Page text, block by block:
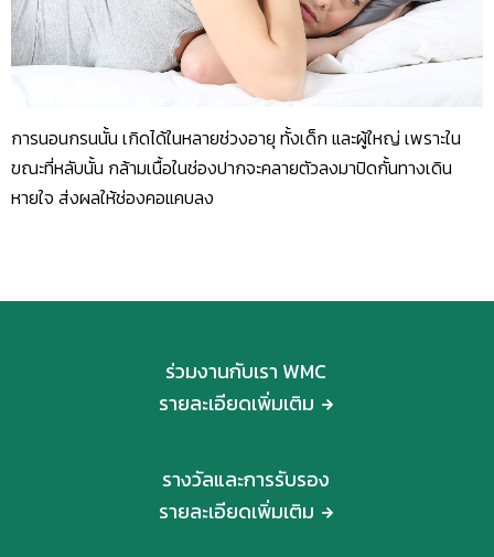
การนอนกรนนั้น เกิดได้ในหลายช่วงอายุ ทั้งเด็ก และผู้ใหญ่ เพราะใน
ขณะที่หลับนั้น กล้ามเนื้อในช่องปากจะคลายตัวลงมาปิดกั้นทางเดิน
หายใจ ส่งผลให้ช่องคอแคบลง
ร่วมงานกับเรา WMC
รายละเอียดเพิ่มเติม
รางวัลและการรับรอง
รายละเอียดเพิ่มเติม